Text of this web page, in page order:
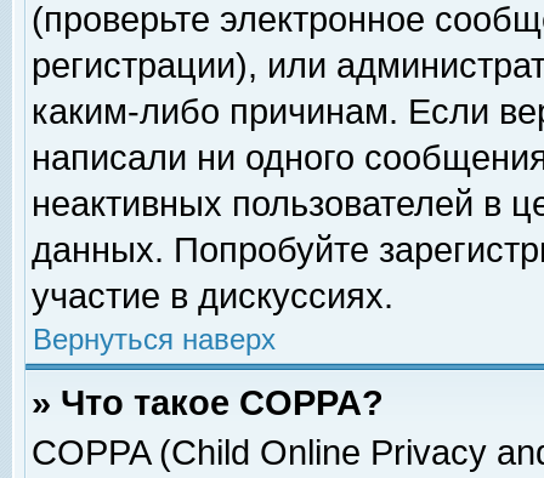
(проверьте электронное
регистрации), или
каким-либо причинам. Если
написали ни одного
неактивных пользователей в
данных. Попробуйте
участие в дискуссиях.
Вернуться наверх
» Что такое COPPA?
COPPA (Child Online Privacy